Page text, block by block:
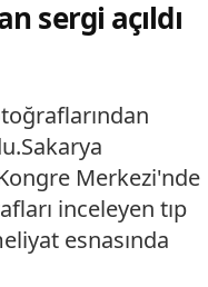
sergi açıldı
Merkezi'nde
inceleyen tıp
esnasında